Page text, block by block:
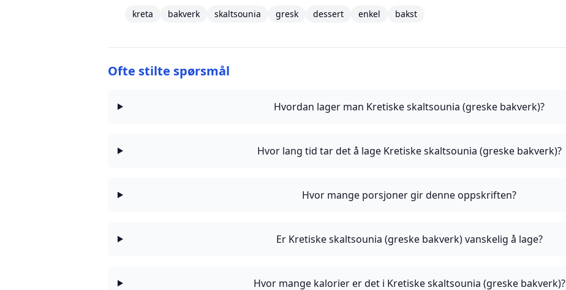
kreta bakverk skaltsounia gresk dessert enkel bakst
Ofte stilte spørsmål
Hvordan lager man Kretiske skaltsounia (greske bakverk)?
Hvor lang tid tar det å lage Kretiske skaltsounia (greske bakverk)?
Hvor mange porsjoner gir denne oppskriften?
Er Kretiske skaltsounia (greske bakverk) vanskelig å lage?
Hvor mange kalorier er det i Kretiske skaltsounia (greske bakverk)?